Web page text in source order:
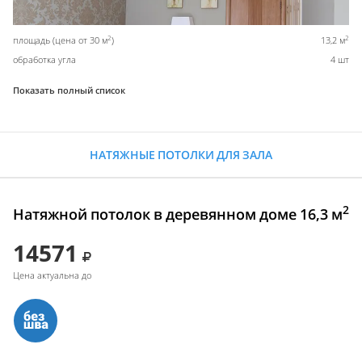
площадь (цена от 30 м2) 13,2 м2
обработка угла 4 шт
Показать полный список
НАТЯЖНЫЕ ПОТОЛКИ ДЛЯ ЗАЛА
Натяжной потолок в деревянном доме 16,3 м2
14571
Цена актуальна до